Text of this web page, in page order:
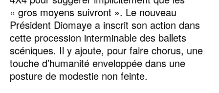
« gros moyens suivront ». Le nouveau
Président Diomaye a inscrit son action dans
cette procession interminable des ballets
scéniques. Il y ajoute, pour faire chorus, une
touche d’humanité enveloppée dans une
posture de modestie non feinte.